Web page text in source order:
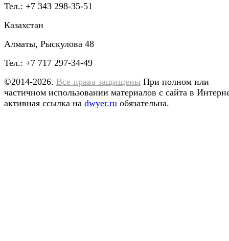
Тел.: +7 343 298-35-51
Казахстан
Алматы, Рыскулова 48
Тел.: +7 717 297-34-49
©2014-2026. Все права защищены При полном или
частичном использовании материалов с сайта в
активная ссылка на dwyer.ru обязательна.